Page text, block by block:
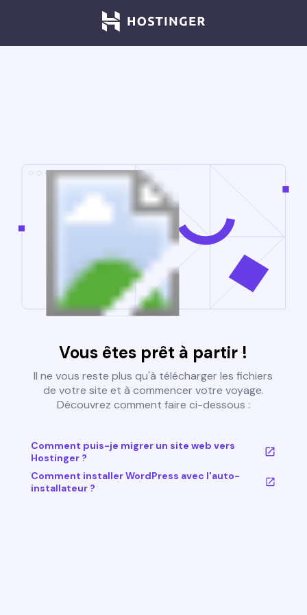
Vous êtes prêt à partir !
Il ne vous reste plus qu'à télécharger les fichiers
de votre site et à commencer votre voyage.
Découvrez comment faire ci-dessous :
Comment puis-je migrer un site web vers
Hostinger ?
Comment installer WordPress avec l'auto-
installateur ?